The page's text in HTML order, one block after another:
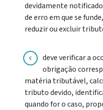
devidamente
de erro em que se
reduzir ou excluir
c
deve verificar a
obrigação
matéria tributável,
tributo devido,
quando for o caso,